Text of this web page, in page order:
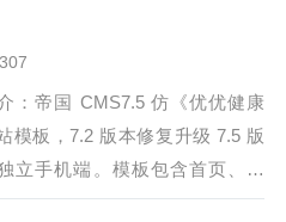
：帝国 CMS7.5 仿《优优健康
模板，7.2 版本修复升级 7.5 版
立手机端。模板包含首页、列
、专题首页、专题列表、tags 列